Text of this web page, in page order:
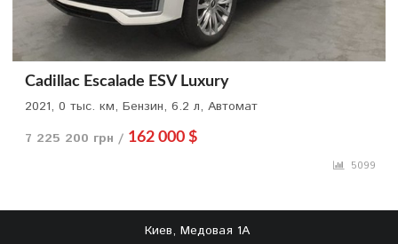
Cadillac Escalade ESV Luxury
2021, 0 тыс. км, Бензин, 6.2 л, Автомат
7 225 200 грн / 162 000 $
5099
Киев, Медовая 1А